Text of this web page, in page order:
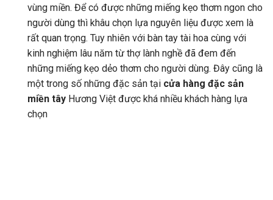
vùng miền. Để có được những miếng kẹo thơm ngon cho
người dùng thì khâu chọn lựa nguyên liệu được xem là
rất quan trọng. Tuy nhiên với bàn tay tài hoa cùng với
kinh nghiệm lâu năm từ thợ lành nghề đã đem đến
những miếng kẹo dẻo thơm cho người dùng. Đây cũng là
một trong số những đặc sản tại cửa hàng đặc sản
miền tây Hương Việt được khá nhiều khách hàng lựa
chọn